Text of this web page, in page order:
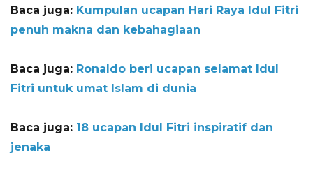
Baca juga: Kumpulan ucapan Hari Raya Idul Fitri
penuh makna dan kebahagiaan
Baca juga: Ronaldo beri ucapan selamat Idul
Fitri untuk umat Islam di dunia
Baca juga: 18 ucapan Idul Fitri inspiratif dan
jenaka